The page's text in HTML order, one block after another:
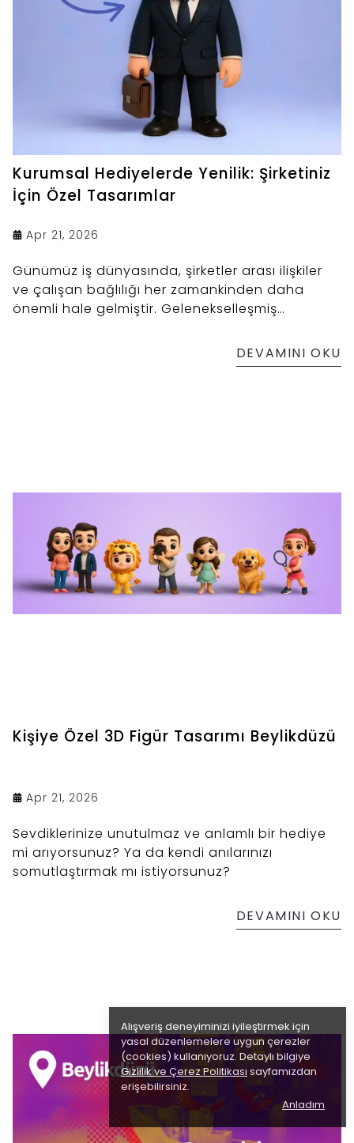
Alışveriş deneyiminizi iyileştirmek için
yasal düzenlemelere uygun çerezler
(cookies) kullanıyoruz. Detaylı bilgiye
Gizlilik ve Çerez Politikası sayfamızdan
erişebilirsiniz.
Anladım
Kurumsal Hediyelerde Yenilik: Şirketiniz
İçin Özel Tasarımlar
Apr 21, 2026
Günümüz iş dünyasında, şirketler arası ilişkiler
ve çalışan bağlılığı her zamankinden daha
önemli hale gelmiştir. Gelenekselleşmiş
anlatan, 3D Baskı ile yenilikçi ve özel tasarımlar
DEVAMINI OKU
Kişiye Özel 3D Figür Tasarımı Beylikdüzü
Apr 21, 2026
Sevdiklerinize unutulmaz ve anlamlı bir hediye
mi arıyorsunuz? Ya da kendi anılarınızı
somutlaştırmak mı istiyorsunuz?
DEVAMINI OKU